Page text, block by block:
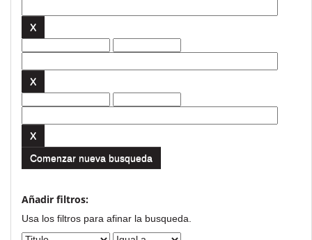
Comenzar nueva busqueda
Añadir filtros:
Usa los filtros para afinar la busqueda.